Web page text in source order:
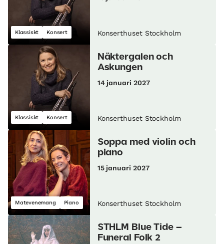
Klassiskt Konsert Konserthuset Stockholm
Klassiskt Konsert
Näktergalen och
Askungen
14 januari 2027
Konserthuset Stockholm
Matevenemang Piano
Soppa med violin och
piano
15 januari 2027
Konserthuset Stockholm
STHLM Blue Tide –
Funeral Folk 2